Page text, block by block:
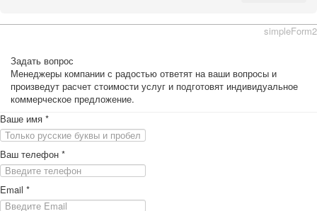
simpleForm2
Задать вопрос
Менеджеры компании с радостью ответят на ваши вопросы и
произведут расчет стоимости услуг и подготовят индивидуальное
коммерческое предложение.
Ваше имя *
Ваш телефон *
Email *